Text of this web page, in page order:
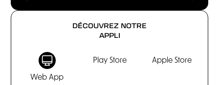
DÉCOUVREZ NOTRE
APPLI
Web App
Play Store Apple Store